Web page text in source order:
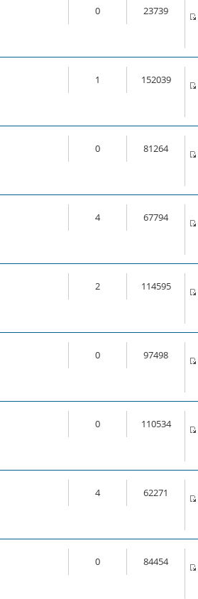
0 23739
1 152039
0 81264
4 67794
2 114595
0 97498
0 110534
4 62271
0 84454